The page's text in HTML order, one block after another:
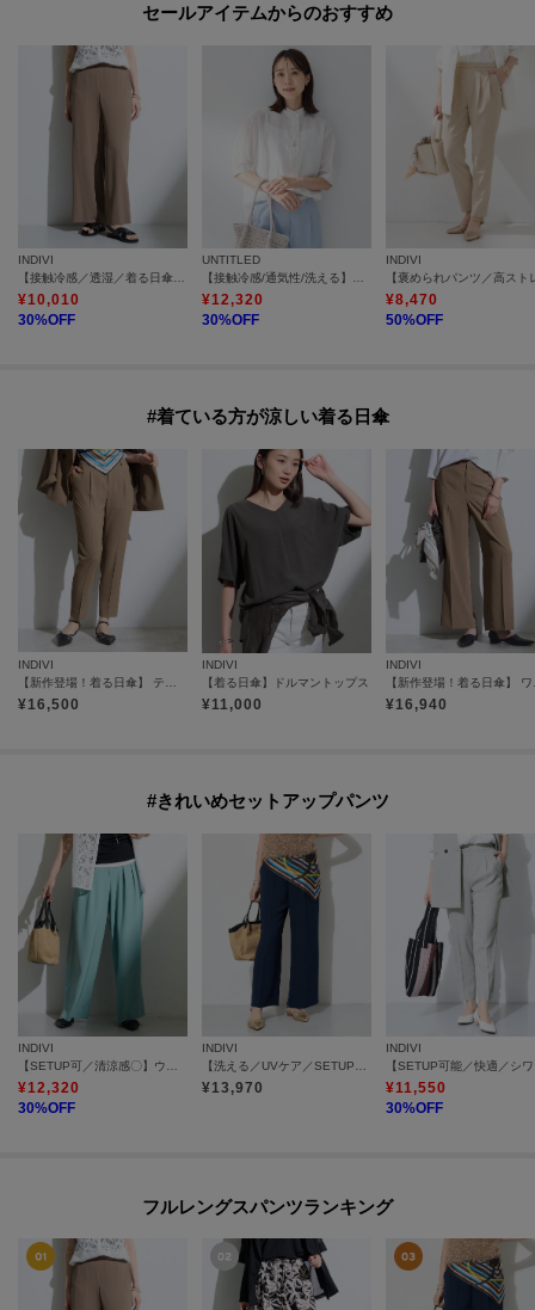
セールアイテムからのおすすめ
INDIVI
【接触冷感／透湿／着る日傘】イージーワイドパンツ
¥10,010
30%OFF
UNTITLED
【接触冷感/通気性/洗える】スタンドカラーフリルブラウス
¥12,320
30%OFF
INDIVI
¥8,470
50%OFF
#着ている方が涼しい着る日傘
INDIVI
¥16,500
INDIVI
【着る日傘】ドルマントップス
¥11,000
INDIVI
¥16,940
#きれいめセットアップパンツ
INDIVI
¥12,320
30%OFF
INDIVI
¥13,970
INDIVI
¥11,550
30%OFF
フルレングスパンツランキング